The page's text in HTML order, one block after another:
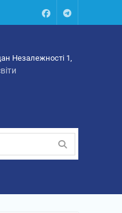
FacebookTalegram
Незалежності 1,